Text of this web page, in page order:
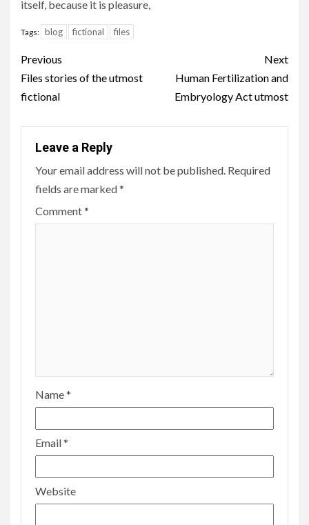
itself, because it is pleasure,
Tags: blog fictional files
Continue
Reading
Previous
Files stories of the utmost
fictional
Next
Human Fertilization and
Embryology Act utmost
Leave a Reply
Your email address will not be published. Required
fields are marked*
Comment*
Name*
Email*
Website